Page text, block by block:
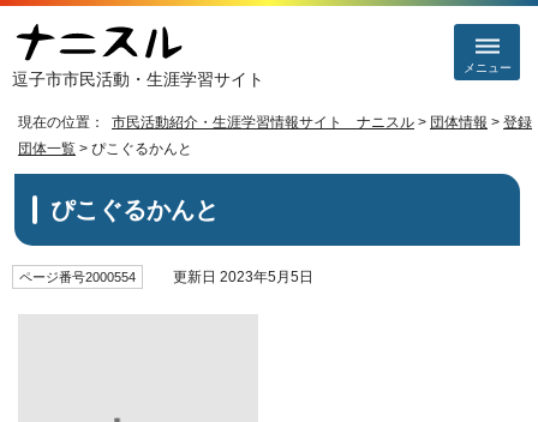
逗子市市民活動・生涯学習サイト
メニュー
現在の位置： 市民活動紹介・生涯学習情報サイト ナニスル > 団体情報 > 登録
団体一覧 > ぴこぐるかんと
ぴこぐるかんと
ページ番号2000554 更新日 2023年5月5日